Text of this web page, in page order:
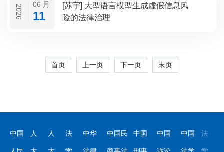
2026 06 月
11
[苏宇] 大型语言模型生成虚假信息风
险的法律治理
首页 上一页 下一页 末页
中国 人 人 法 中华 中国民 中国 中国 中国 法